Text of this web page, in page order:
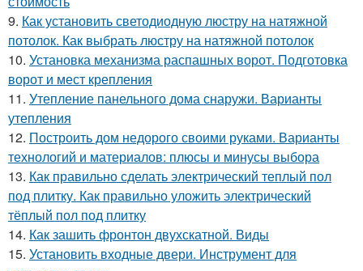
9. Как установить светодиодную люстру на натяжной
потолок. Как выбрать люстру на натяжной потолок
10. Установка механизма распашных ворот. Подготовка
ворот и мест крепления
11. Утепление панельного дома снаружи. Варианты
утепления
12. Построить дом недорого своими руками. Варианты
технологий и материалов: плюсы и минусы выбора
13. Как правильно сделать электрический теплый пол
под плитку. Как правильно уложить электрический
тёплый пол под плитку
14. Как зашить фронтон двухскатной. Виды
15. Установить входные двери. Инструмент для